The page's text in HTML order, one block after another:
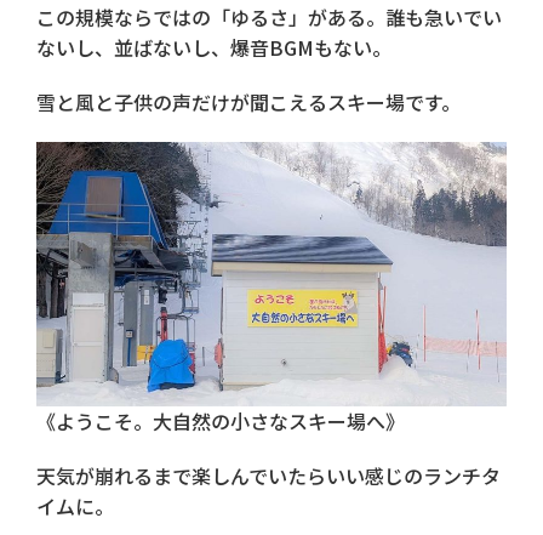
この規模ならではの「ゆるさ」がある。誰も急いでい
ないし、並ばないし、爆音BGMもない。
雪と風と子供の声だけが聞こえるスキー場です。
《ようこそ。大自然の小さなスキー場へ》
天気が崩れるまで楽しんでいたらいい感じのランチタ
イムに。